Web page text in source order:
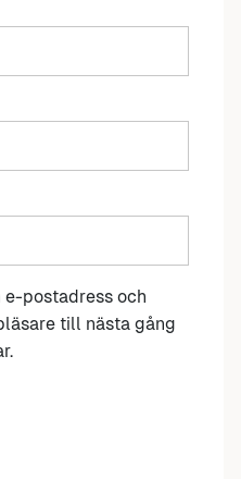
e-postadress och
till nästa gång